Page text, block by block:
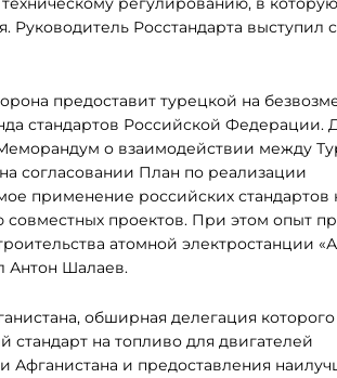
Руководитель Росстандарта выступил с
предоставит турецкой на
стандартов Российской Федерации.
о взаимодействии между
согласовании План по реализации
применение российских стандартов
проектов. При этом опыт
атомной электростанции
Антон Шалаев.
обширная делегация
стандарт на топливо для двигателей
Афганистана и предоставления